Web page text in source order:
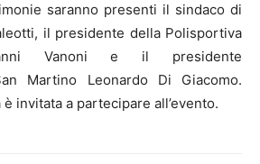
saranno presenti il sindaco di
il presidente della Polisportiva
Vanoni e il presidente
Martino Leonardo Di Giacomo.
invitata a partecipare all’evento.